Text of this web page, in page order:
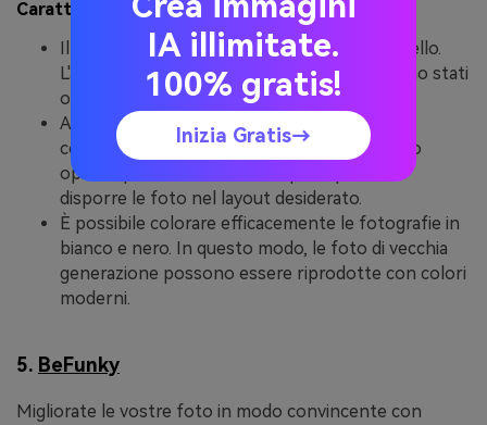
Caratteristiche principali
Il ritocco dei ritratti può rendere il viso più bello.
L'area sfocata è stata migliorata e i colori sono stati
ottimizzati.
Anche la conversione, l'ingrandimento, la
compressione e il ritaglio delle immagini sono
opzioni per il fotoritocco. È quindi possibile
disporre le foto nel layout desiderato.
È possibile colorare efficacemente le fotografie in
bianco e nero. In questo modo, le foto di vecchia
generazione possono essere riprodotte con colori
moderni.
5. BeFunky
Migliorate le vostre foto in modo convincente con
IA illimitate.
100% gratis!
Inizia Gratis→